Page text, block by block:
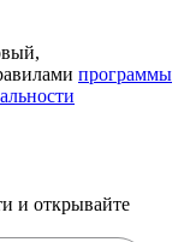
программы
и открывайте